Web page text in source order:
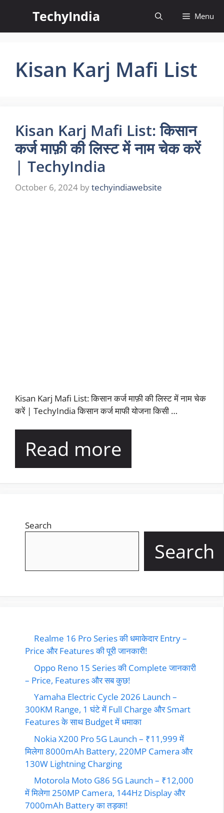
content
TechyIndia Menu
Kisan Karj Mafi List
Kisan Karj Mafi List: किसान
कर्ज माफ़ी की लिस्ट में नाम चेक करें
| TechyIndia
October 6, 2024 bytechyindiawebsite
Kisan Karj Mafi List: किसान कर्ज माफ़ी की लिस्ट में नाम चेक
करें | TechyIndia किसान कर्ज माफी योजना किसी …
Read more
Search
Search
Realme 16 Pro Series की धमाकेदार Entry –
Price और Features की पूरी जानकारी!
Oppo Reno 15 Series की Complete जानकारी
– Price, Features और सब कुछ!
Yamaha Electric Cycle 2026 Launch –
300KM Range, 1 घंटे में Full Charge और Smart
Features के साथ Budget में धमाका
Nokia X200 Pro 5G Launch – ₹11,999 में
मिलेगा 8000mAh Battery, 220MP Camera और
130W Lightning Charging
Motorola Moto G86 5G Launch – ₹12,000
में मिलेगा 250MP Camera, 144Hz Display और
7000mAh Battery का तड़का!